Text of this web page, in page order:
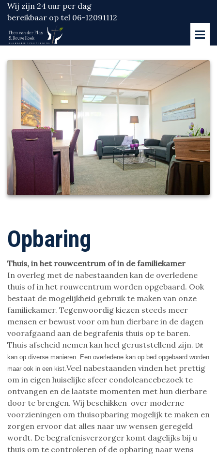
Wij zijn 24 uur per dag
bereikbaar op tel 06-12091112
Opbaring
Thuis, in het rouwcentrum of in de familiekamer
In overleg met de nabestaanden kan de overledene
thuis of in het rouwcentrum worden opgebaard. Ook
bestaat de mogelijkheid gebruik te maken van onze
familiekamer. Tegenwoordig kiezen steeds meer
mensen er bewust voor om hun dierbare in de dagen
voorafgaand aan de begrafenis thuis op te baren.
Thuis afscheid nemen kan heel geruststellend zijn. Dit
kan op diverse manieren. Een overledene kan op bed opgebaard worden
maar ook in een kist.Veel nabestaanden vinden het prettig
om in eigen huiselijke sfeer condoleancebezoek te
ontvangen en de laatste momenten met hun dierbare
door te brengen. Wij beschikken over moderne
voorzieningen om thuisopbaring mogelijk te maken en
zorgen ervoor dat alles naar uw wensen geregeld
wordt. De begrafenisverzorger komt dagelijks bij u
thuis om te controleren of de opbaring naar wens